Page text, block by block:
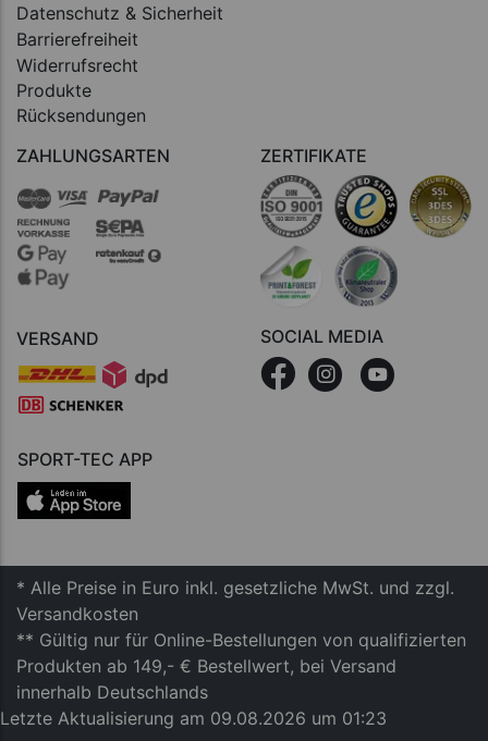
Datenschutz & Sicherheit
Barrierefreiheit
Widerrufsrecht
Produkte
Rücksendungen
ZAHLUNGSARTEN
VERSAND
ZERTIFIKATE
SOCIAL MEDIA
SPORT-TEC APP
* Alle Preise in Euro inkl. gesetzliche MwSt. und zzgl.
Versandkosten
** Gültig nur für Online-Bestellungen von qualifizierten
Produkten ab 149,- € Bestellwert, bei Versand
innerhalb Deutschlands
Letzte Aktualisierung am 09.08.2026 um 01:23